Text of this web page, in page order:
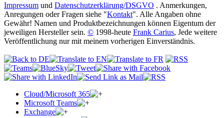
Impressum und Datenschutzerklärung/DSGVO . Anmerkungen,
Anregungen oder Fragen siehe "Kontakt". Alle Angaben ohne
Gewähr! Namen und Produktbezeichnungen können Eigentum der
jeweiligen Hersteller sein. © 1998-heute Frank Carius, Jede weitere
Veröffentlichung nur mit meinem vorherigen Einverständnis.
Cloud/Microsoft 365
Microsoft Teams
Exchange